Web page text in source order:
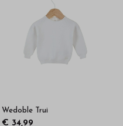
Wedoble Trui
€ 34,99